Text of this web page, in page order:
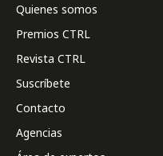
Quienes somos
Premios CTRL
Revista CTRL
Suscríbete
Contacto
Agencias